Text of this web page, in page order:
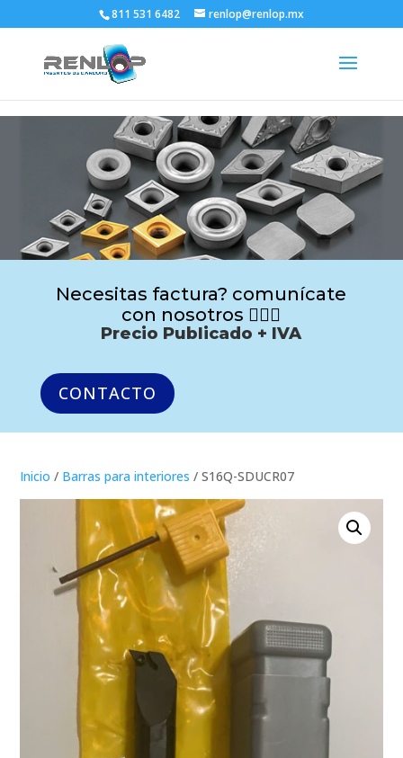
811 531 6482 renlop@renlop.mx
Necesitas factura? comunícate
con nosotros 🙋🏻‍♂️
Precio Publicado + IVA
CONTACTO
Inicio / Barras para interiores / S16Q-SDUCR07